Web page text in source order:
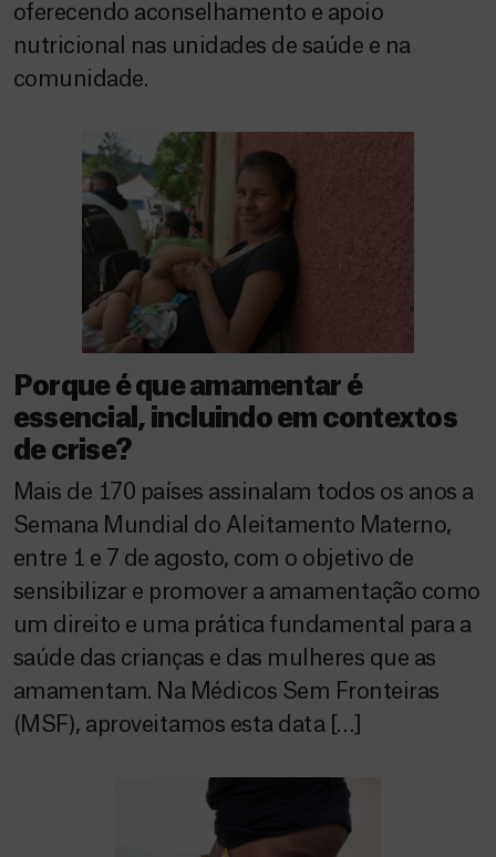
oferecendo aconselhamento e apoio
nutricional nas unidades de saúde e na
comunidade.
Porque é que amamentar é
essencial, incluindo em contextos
de crise?
Mais de 170 países assinalam todos os anos a
Semana Mundial do Aleitamento Materno,
entre 1 e 7 de agosto, com o objetivo de
sensibilizar e promover a amamentação como
um direito e uma prática fundamental para a
saúde das crianças e das mulheres que as
amamentam. Na Médicos Sem Fronteiras
(MSF), aproveitamos esta data […]